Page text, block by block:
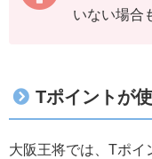
いない場合
Tポイントが
大阪王将では、Tポイ